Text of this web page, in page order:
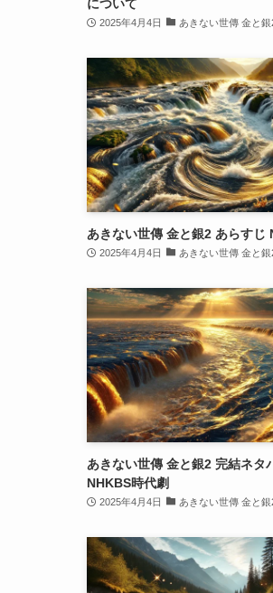
について
2025年4月4日 あきない世傳 金と銀
あきない世傳 金と銀2 あらすじ
2025年4月4日 あきない世傳 金と銀
あきない世傳 金と銀2 完結ネタ
NHKBS時代劇
2025年4月4日 あきない世傳 金と銀